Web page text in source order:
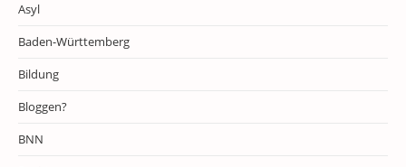
Asyl
Baden-Württemberg
Bildung
Bloggen?
BNN